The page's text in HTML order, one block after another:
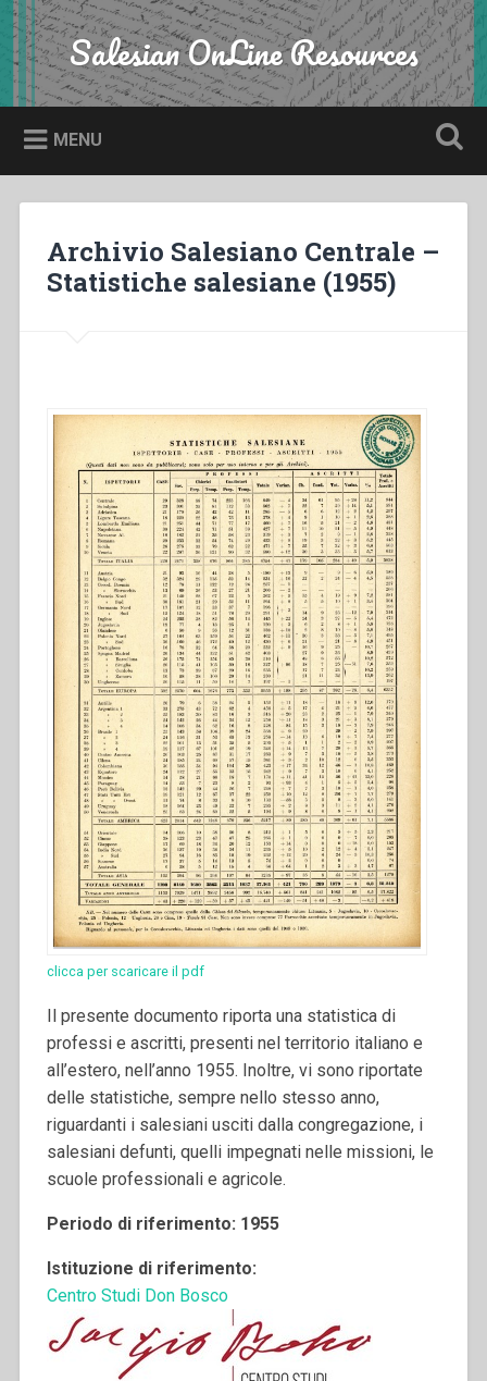
Skip
to
content
Search Salesian OnLine Resources
MENU
Archivio Salesiano Centrale –
Statistiche salesiane (1955)
clicca per scaricare il pdf
Il presente documento riporta una statistica di
professi e ascritti, presenti nel territorio italiano e
all’estero, nell’anno 1955. Inoltre, vi sono riportate
delle statistiche, sempre nello stesso anno,
riguardanti i salesiani usciti dalla congregazione, i
salesiani defunti, quelli impegnati nelle missioni, le
scuole professionali e agricole.
Periodo di riferimento: 1955
Istituzione di riferimento:
Centro Studi Don Bosco